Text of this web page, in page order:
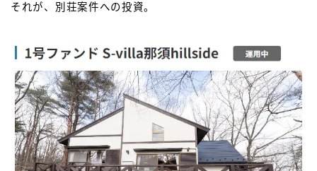
それが、別荘案件への投資。